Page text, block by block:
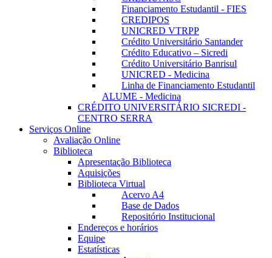
Financiamento Estudantil - FIES
CREDIPOS
UNICRED VTRPP
Crédito Universitário Santander
Crédito Educativo – Sicredi
Crédito Universitário Banrisul
UNICRED - Medicina
Linha de Financiamento Estudantil
ALUME - Medicina
CRÉDITO UNIVERSITÁRIO SICREDI -
CENTRO SERRA
Serviços Online
Avaliação Online
Biblioteca
Apresentação Biblioteca
Aquisições
Biblioteca Virtual
Acervo A4
Base de Dados
Repositório Institucional
Endereços e horários
Equipe
Estatísticas